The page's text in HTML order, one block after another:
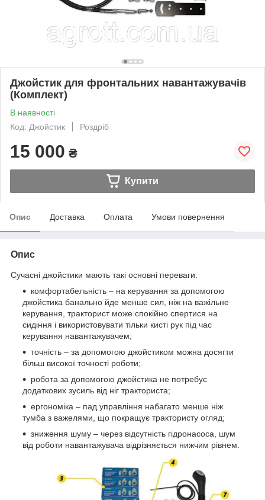
Джойстик для фронтальних навантажувачів
(Комплект)
В наявності
Код: Джойстик
Роздріб
15 000 ₴
Купити
Опис Доставка Оплата Умови повернення
Опис
Сучасні джойстики мають такі основні переваги:
комфортабельність ‒ на керування за допомогою
джойстика банально йде менше сил, ніж на важільне
керування, тракторист може спокійно спертися на
сидіння і використовувати тільки кисті рук під час
керування навантажувачем;
точність ‒ за допомогою джойстиком можна досягти
більш високої точності роботи;
робота за допомогою джойстика не потребує
додаткових зусиль від ніг тракториста;
ергономіка – пад управління набагато менше ніж
тумба з важелями, що покращує трактористу огляд;
зниження шуму ‒ через відсутність гідронасоса, шум
від роботи навантажувача відрізняється нижчим рівнем.